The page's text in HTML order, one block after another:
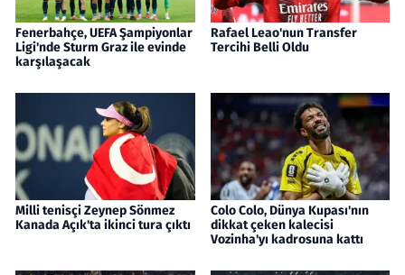
Fenerbahçe, UEFA Şampiyonlar
Ligi'nde Sturm Graz ile evinde
karşılaşacak
Rafael Leao'nun Transfer
Tercihi Belli Oldu
Milli tenisçi Zeynep Sönmez
Kanada Açık'ta ikinci tura çıktı
Colo Colo, Dünya Kupası'nın
dikkat çeken kalecisi
Vozinha'yı kadrosuna kattı